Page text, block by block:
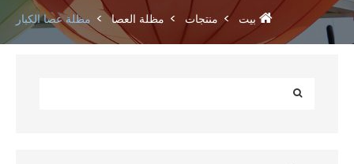
بيت منتجات مظلة العصا مظلة عصا الكبار